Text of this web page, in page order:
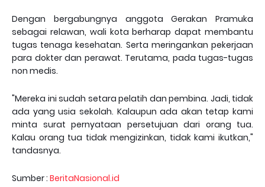
Dengan bergabungnya anggota Gerakan Pramuka
sebagai relawan, wali kota berharap dapat membantu
tugas tenaga kesehatan. Serta meringankan pekerjaan
para dokter dan perawat. Terutama, pada tugas-tugas
non medis.
"Mereka ini sudah setara pelatih dan pembina. Jadi, tidak
ada yang usia sekolah. Kalaupun ada akan tetap kami
minta surat pernyataan persetujuan dari orang tua.
Kalau orang tua tidak mengizinkan, tidak kami ikutkan,"
tandasnya.
Sumber : BeritaNasional.id